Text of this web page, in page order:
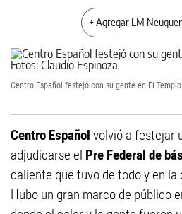
+ Agregar LM
Centro Español festejó con su gente en El
Centro Español volvió a festejar
adjudicarse el Pre Federal de
caliente que tuvo de todo y en la
Hubo un gran marco de público